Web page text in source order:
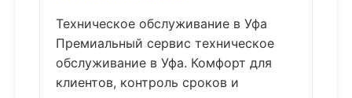
Техническое обслуживание в Уфа
Премиальный сервис техническое
обслуживание в Уфа. Комфорт для
клиентов, контроль сроков и